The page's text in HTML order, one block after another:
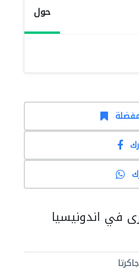
حول
في اندونيسيا
جاكرتا